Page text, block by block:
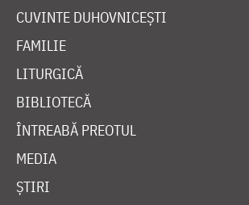
CUVINTE DUHOVNICEȘTI
FAMILIE
LITURGICĂ
BIBLIOTECĂ
ÎNTREABĂ PREOTUL
MEDIA
ȘTIRI